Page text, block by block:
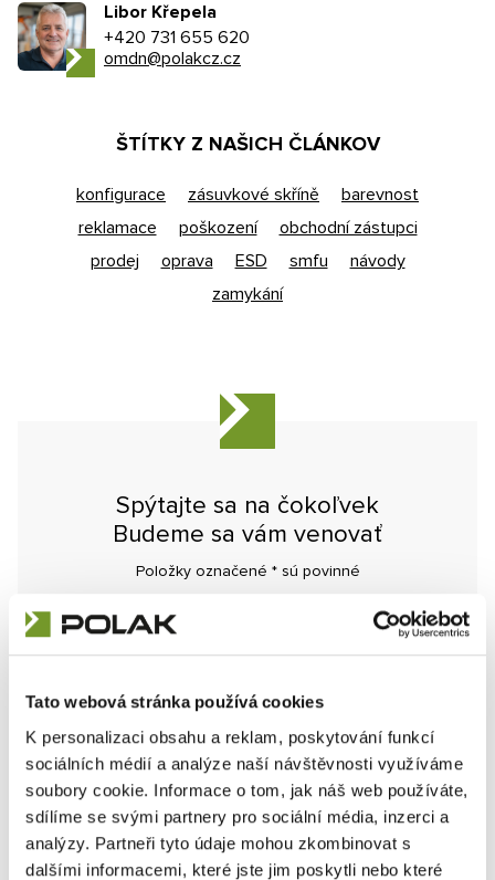
Tato webová stránka používá cookies
K personalizaci obsahu a reklam, poskytování funkcí
sociálních médií a analýze naší návštěvnosti využíváme
soubory cookie. Informace o tom, jak náš web používáte,
sdílíme se svými partnery pro sociální média, inzerci a
analýzy. Partneři tyto údaje mohou zkombinovat s
dalšími informacemi, které jste jim poskytli nebo které
Libor Křepela
+420 731 655 620
omdn@polakcz.cz
ŠTÍTKY Z NAŠICH ČLÁNKOV
konfigurace zásuvkové skříně
barevnost
reklamace
poškození
obchodní zástupci
prodej
oprava ESD smfu
návody
zamykání
Spýtajte sa na čokoľvek
Budeme sa vám venovať
Položky označené *sú povinné
E-mail*
Telefón